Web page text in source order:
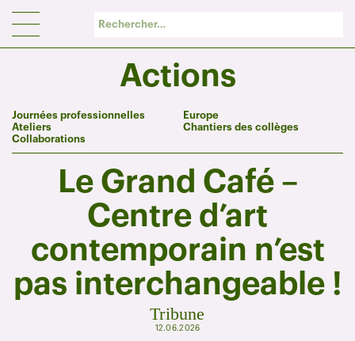
Actions
Journées professionnelles
Ateliers
Collaborations
Europe
Chantiers des collèges
Le Grand Café –
Centre d’art
contemporain n’est
pas interchangeable !
Tribune
12.06.2026